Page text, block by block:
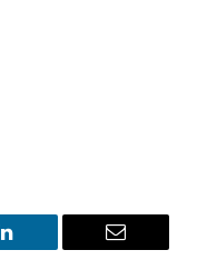
LinkedIn Email